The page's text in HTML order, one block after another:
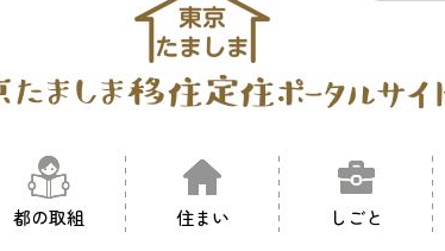
都の取組 住まい しごと